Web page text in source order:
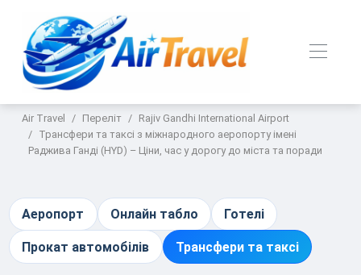
Air Travel Переліт
Rajiv Gandhi International Airport
Трансфери та таксі з міжнародного аеропорту імені
Раджива Ганді (HYD) – Ціни, час у дорогу до міста та поради
Аеропорт Онлайн табло Готелі
Прокат автомобілів Трансфери та таксі